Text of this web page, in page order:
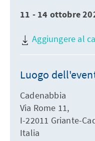
11 - 14 ottobre
Aggiungere al
Luogo
Cadenabbia
Via Rome 11,
I-22011 Griante-
Italia